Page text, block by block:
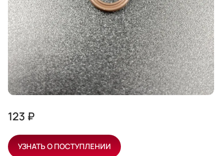
123 ₽
УЗНАТЬ О ПОСТУПЛЕНИИ